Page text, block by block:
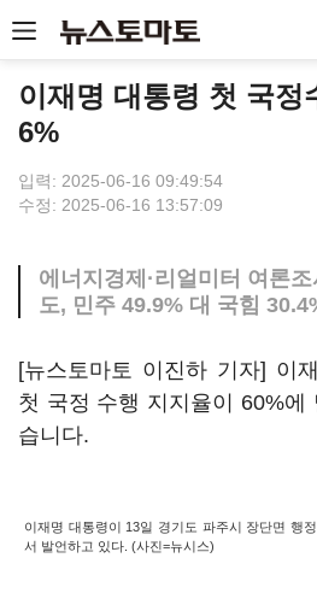
이재명 대통령 첫 국정
6%
입력: 2025-06-16 09:49:54
수정: 2025-06-16 13:57:09
에너지경제·리얼미터 여론
도, 민주 49.9% 대 국힘
[뉴스토마토 이진하 기자] 이
첫 국정 수행 지지율이 60%에
습니다.
이재명 대통령이 13일 경기도 파주시 장단면 행
서 발언하고 있다. (사진=뉴시스)